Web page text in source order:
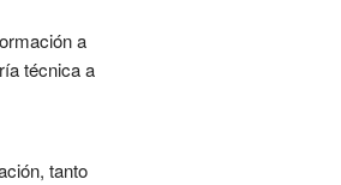
a
técnica a
tanto